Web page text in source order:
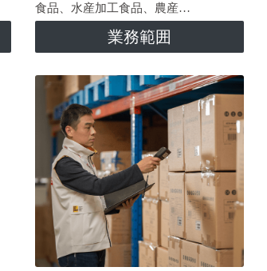
食品、水産加工食品、農産…
業務範囲